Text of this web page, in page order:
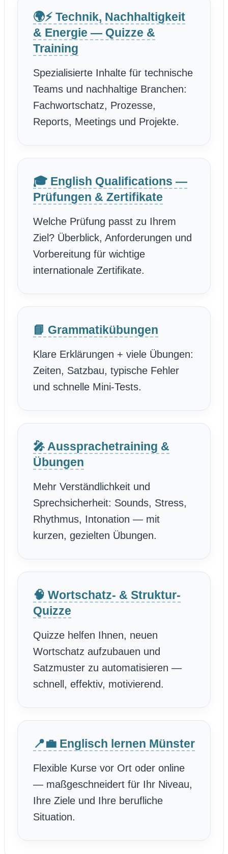
🌍⚡ Technik, Nachhaltigkeit
& Energie — Quizze &
Training
Spezialisierte Inhalte für technische
Teams und nachhaltige Branchen:
Fachwortschatz, Prozesse,
Reports, Meetings und Projekte.
🎓 English Qualifications —
Prüfungen & Zertifikate
Welche Prüfung passt zu Ihrem
Ziel? Überblick, Anforderungen und
Vorbereitung für wichtige
internationale Zertifikate.
📘 Grammatikübungen
Klare Erklärungen + viele Übungen:
Zeiten, Satzbau, typische Fehler
und schnelle Mini-Tests.
🎤 Aussprachetraining &
Übungen
Mehr Verständlichkeit und
Sprechsicherheit: Sounds, Stress,
Rhythmus, Intonation — mit
kurzen, gezielten Übungen.
🧠 Wortschatz- & Struktur-
Quizze
Quizze helfen Ihnen, neuen
Wortschatz aufzubauen und
Satzmuster zu automatisieren —
schnell, effektiv, motivierend.
📍💼 Englisch lernen Münster
Flexible Kurse vor Ort oder online
— maßgeschneidert für Ihr Niveau,
Ihre Ziele und Ihre berufliche
Situation.